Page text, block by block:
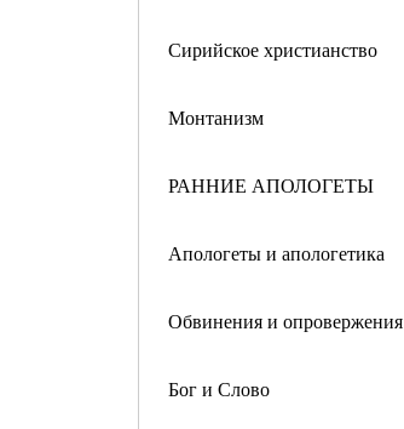
Сирийское христианство
Монтанизм
РАННИЕ АПОЛОГЕТЫ
Апологеты и апологетика
Обвинения и опровержения
Бог и Слово